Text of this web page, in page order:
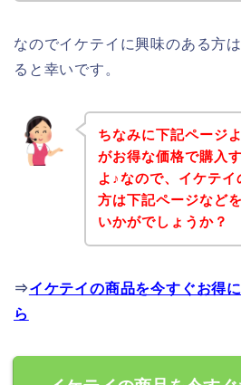
なのでイケテイに興味のある方
ると幸いです。
ちなみに下記ページ
がお得な価格で購入
よ♪なので、イケテ
方は下記ページなど
いかがでしょうか？
⇒イケテイの商品を今すぐお得
ら